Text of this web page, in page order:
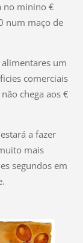
no minino €
num maço de
alimentares um
comerciais
chega aos €
a fazer
mais
segundos em